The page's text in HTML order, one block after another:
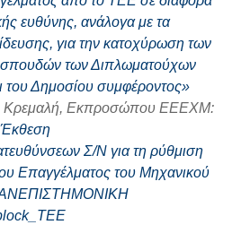
ευθύνης, ανάλογα με τα
για την κατοχύρωση των
σπουδών των Διπλωματούχων
του Δημοσίου συμφέροντος»
Κρεμαλή, Εκπροσώπου ΕΕΕΧΜ:
Έκθεση
Σ/Ν για τη ρύθμιση
Επαγγέλματος του Μηχανικού